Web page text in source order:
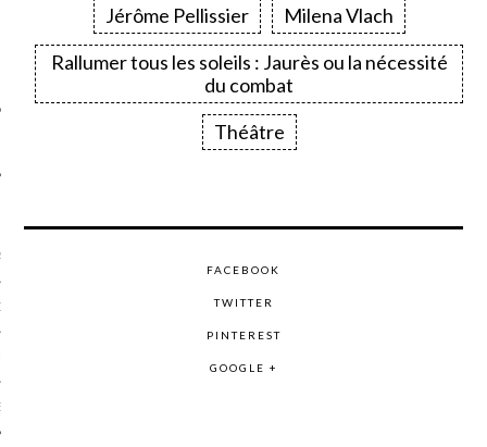
CARAVELLE
PODCAST
Jérôme Pellissier
Milena Vlach
Rallumer tous les soleils : Jaurès ou la nécessité
du combat
Théâtre
FACEBOOK
TWITTER
PINTEREST
GOOGLE +